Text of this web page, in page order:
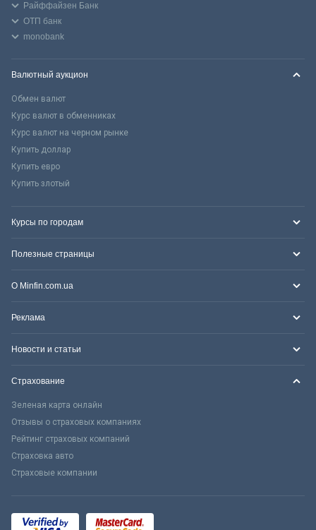
Райффайзен Банк
ОТП банк
monobank
Валютный аукцион
Обмен валют
Курс валют в обменниках
Курс валют на черном рынке
Купить доллар
Купить евро
Купить злотый
Курсы по городам
Полезные страницы
О Minfin.com.ua
Реклама
Новости и статьи
Страхование
Зеленая карта онлайн
Отзывы о страховых компаниях
Рейтинг страховых компаний
Страховка авто
Страховые компании